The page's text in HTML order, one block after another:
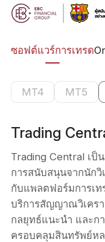
ซอฟต์แวร์การเทรด
MT4 MT5
Trading
Trading Central เป็
การสนับสนุนจากนักวิ
กับแพลตฟอร์มการเ
บริการสัญญาณวิเคร
กลยุทธ์แนะนำ และก
ครอบคลุมสินทรัพย์ห